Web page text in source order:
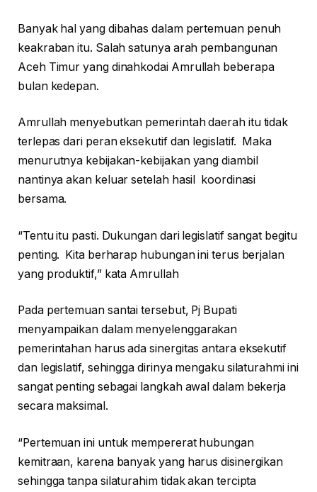
Banyak hal yang dibahas dalam pertemuan penuh
keakraban itu. Salah satunya arah pembangunan
Aceh Timur yang dinahkodai Amrullah beberapa
bulan kedepan.
Amrullah menyebutkan pemerintah daerah itu tidak
terlepas dari peran eksekutif dan legislatif. Maka
menurutnya kebijakan-kebijakan yang diambil
nantinya akan keluar setelah hasil koordinasi
bersama.
“Tentu itu pasti. Dukungan dari legislatif sangat begitu
penting. Kita berharap hubungan ini terus berjalan
yang produktif,” kata Amrullah
Pada pertemuan santai tersebut, Pj Bupati
menyampaikan dalam menyelenggarakan
pemerintahan harus ada sinergitas antara eksekutif
dan legislatif, sehingga dirinya mengaku silaturahmi ini
sangat penting sebagai langkah awal dalam bekerja
secara maksimal.
“Pertemuan ini untuk mempererat hubungan
kemitraan, karena banyak yang harus disinergikan
sehingga tanpa silaturahim tidak akan tercipta